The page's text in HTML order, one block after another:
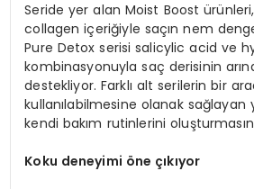
Seride yer alan Moist Boost
collagen içeriğiyle saçın nem
Pure Detox serisi salicylic acid ve
kombinasyonuyla saç derisinin
destekliyor. Farklı alt serilerin bir
kullanılabilmesine olanak sağlayan
kendi bakım rutinlerini
Koku deneyimi öne çıkıyor